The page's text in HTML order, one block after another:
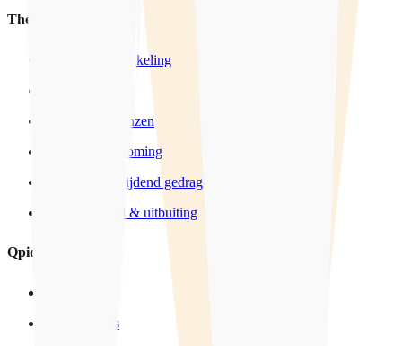
Thema's
Seksuele ontwikkeling
Wensen & Grenzen
Sexting & Grooming
Grensoverschrijdend gedrag
Mensenhandel & uitbuiting
Qpido
In het nieuws